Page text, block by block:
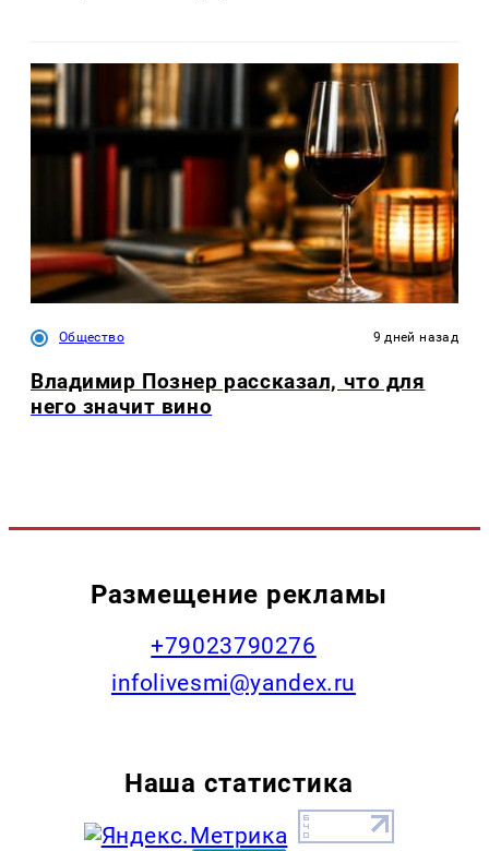
Общество 9 дней назад
Владимир Познер рассказал, что для
него значит вино
Размещение рекламы
+79023790276
infolivesmi@yandex.ru
Наша статистика